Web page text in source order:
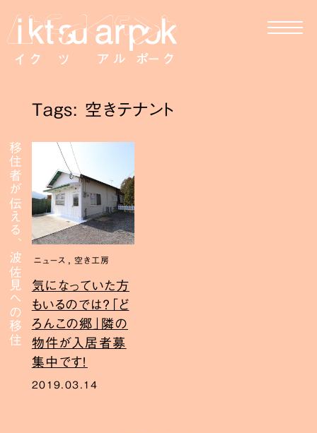
移住者が伝える、波佐見への移住
Tags: 空きテナント
ニュース , 空き工房
気になっていた方
もいるのでは？「ど
ろんこの郷」隣の
物件が入居者募
集中です！
2019.03.14